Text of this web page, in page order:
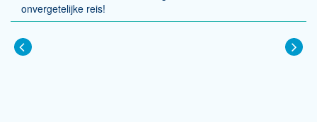
onvergetelijke reis!